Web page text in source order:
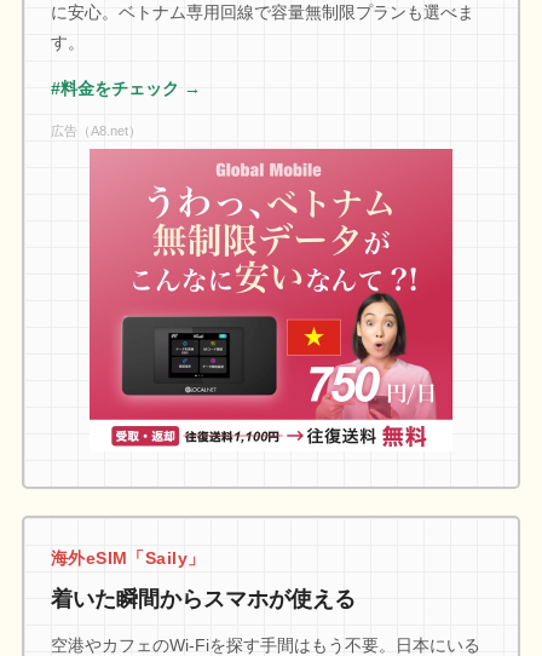
に安心。ベトナム専用回線で容量無制限プランも選べま
す。
#料金をチェック →
広告（A8.net）
海外eSIM「Saily」
着いた瞬間からスマホが使える
空港やカフェのWi-Fiを探す手間はもう不要。日本にいる